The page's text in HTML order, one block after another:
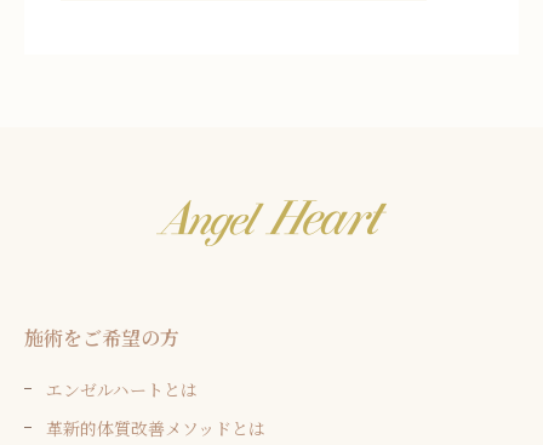
施術をご希望の方
エンゼルハートとは
革新的体質改善メソッドとは